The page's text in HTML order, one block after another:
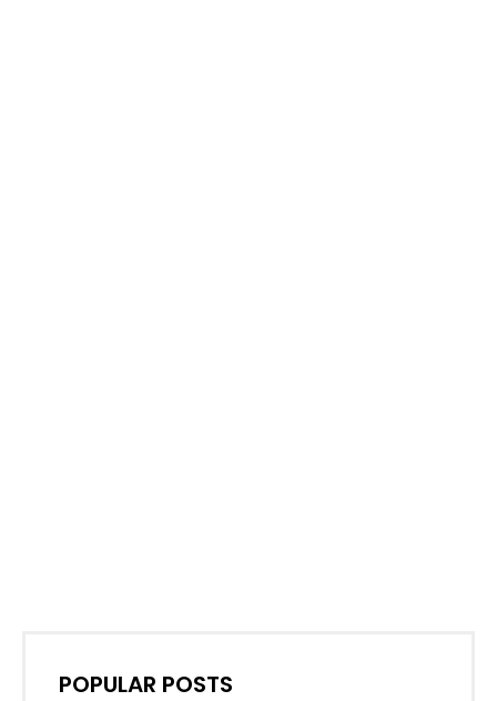
POPULAR POSTS